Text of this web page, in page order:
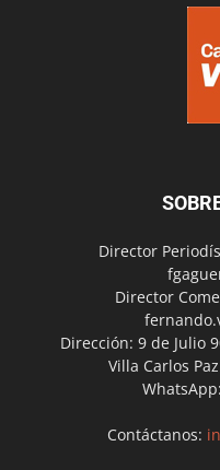
Director
Director
Dirección: 9 de Julio
Villa Carlos
Contáctanos: